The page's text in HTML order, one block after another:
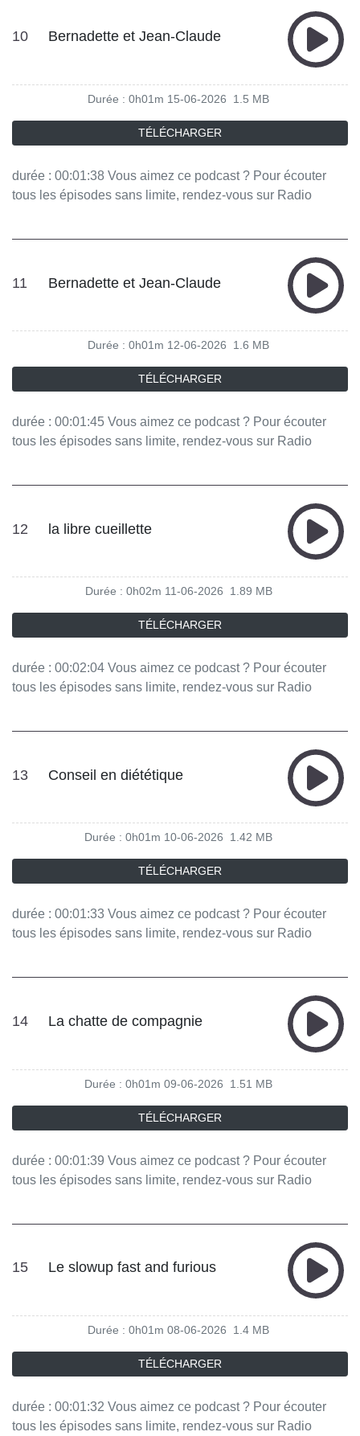
10 Bernadette et Jean-Claude
Durée : 0h01m 15-06-2026 1.5 MB
TÉLÉCHARGER
durée : 00:01:38 Vous aimez ce podcast ? Pour écouter
tous les épisodes sans limite, rendez-vous sur Radio
11 Bernadette et Jean-Claude
Durée : 0h01m 12-06-2026 1.6 MB
TÉLÉCHARGER
durée : 00:01:45 Vous aimez ce podcast ? Pour écouter
tous les épisodes sans limite, rendez-vous sur Radio
12 la libre cueillette
Durée : 0h02m 11-06-2026 1.89 MB
TÉLÉCHARGER
durée : 00:02:04 Vous aimez ce podcast ? Pour écouter
tous les épisodes sans limite, rendez-vous sur Radio
13 Conseil en diététique
Durée : 0h01m 10-06-2026 1.42 MB
TÉLÉCHARGER
durée : 00:01:33 Vous aimez ce podcast ? Pour écouter
tous les épisodes sans limite, rendez-vous sur Radio
14 La chatte de compagnie
Durée : 0h01m 09-06-2026 1.51 MB
TÉLÉCHARGER
durée : 00:01:39 Vous aimez ce podcast ? Pour écouter
tous les épisodes sans limite, rendez-vous sur Radio
15 Le slowup fast and furious
Durée : 0h01m 08-06-2026 1.4 MB
TÉLÉCHARGER
durée : 00:01:32 Vous aimez ce podcast ? Pour écouter
tous les épisodes sans limite, rendez-vous sur Radio